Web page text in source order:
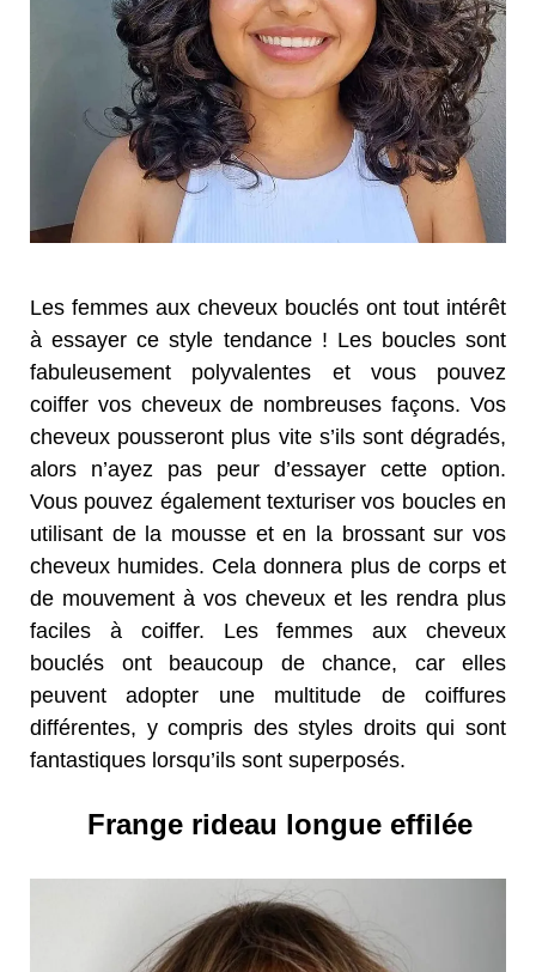
Les femmes aux cheveux bouclés ont tout intérêt
à essayer ce style tendance ! Les boucles sont
fabuleusement polyvalentes et vous pouvez
coiffer vos cheveux de nombreuses façons. Vos
cheveux pousseront plus vite s’ils sont dégradés,
alors n’ayez pas peur d’essayer cette option.
Vous pouvez également texturiser vos boucles en
utilisant de la mousse et en la brossant sur vos
cheveux humides. Cela donnera plus de corps et
de mouvement à vos cheveux et les rendra plus
faciles à coiffer. Les femmes aux cheveux
bouclés ont beaucoup de chance, car elles
peuvent adopter une multitude de coiffures
différentes, y compris des styles droits qui sont
fantastiques lorsqu’ils sont superposés.
Frange rideau longue effilée